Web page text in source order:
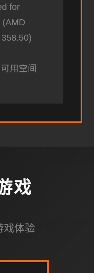
for
(AMD
用空间
戏
戏体验